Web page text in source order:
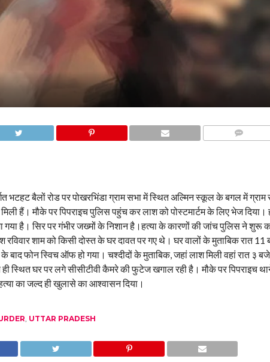
भटहट बैलों रोड पर पोखरभिंडा ग्राम सभा में स्थित अल्मिन स्कूल के बगल में
हैं। मौके पर पिपराइच पुलिस पहुंच कर लाश को पोस्टमार्टम के लिए भेज दिया।
गया है। सिर पर गंभीर जख्मों के निशान है।हत्या के कारणों की जांच पुलिस ने शुरू
शाम को किसी दोस्त के घर दावत पर गए थे। घर वालों के मुताबिक रात 11
बाद फोन स्विच ऑफ हो गया। चश्दीदों के मुताबिक, जहां लाश मिली वहां रात ३
स्थित घर पर लगे सीसीटीवी कैमरे की फुटेज खगाल रही है। मौके पर पिपराइच
का जल्द ही खुलासे का आश्वासन दिया।
, UTTAR PRADESH